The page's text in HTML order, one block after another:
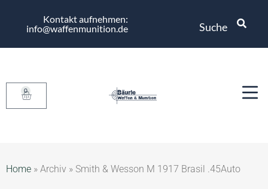
Kontakt aufnehmen:
info@waffenmunition.de
Suche
0
Home » Archiv » Smith & Wesson M 1917 Brasil .45Auto